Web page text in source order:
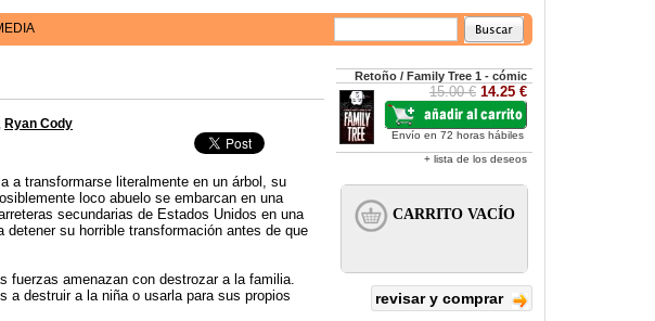
, Ryan Cody
a transformarse literalmente en un árbol, su
loco abuelo se embarcan en una
secundarias de Estados Unidos en una
detener su horrible transformación antes de que
fuerzas amenazan con destrozar a la familia.
a destruir a la niña o usarla para sus propios
Retoño / Family Tree 1 - cómic
15.00 € 14.25 €
Envío en 72 horas hábiles
+ lista de los deseos
revisar y comprar